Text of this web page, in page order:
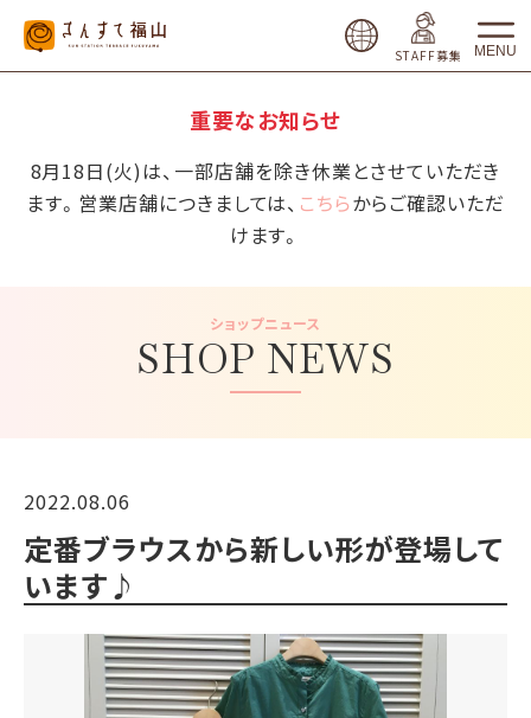
STAFF募集 MENU
重要なお知らせ
8月18日(火)は、一部店舗を除き休業とさせていただき
ます。営業店舗につきましては、 こちらからご確認いただ
けます。
SHOP NEWS
ショップニュース
2022.08.06
定番ブラウスから新しい形が登場して
います♪